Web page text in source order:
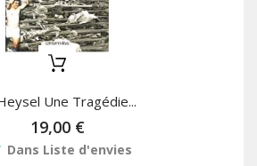
Une Tragédie...
19,00 €
Dans Liste d'envies